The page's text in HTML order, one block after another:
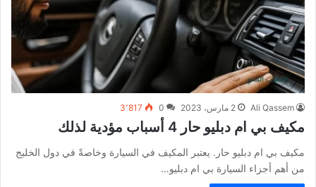
Ali Qassem 2 مارس، 2023 0 3٬817
مكيف بي ام دبليو حار 4 أسباب مؤدية لذلك
مكيف بي ام دبليو حار. يعتبر المكيف في السيارة وخاصةً في دول الخليج
من أهم أجزاء السيارة بي ام دبليو…